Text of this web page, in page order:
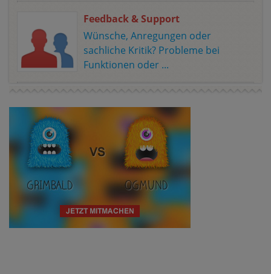
Feedback & Support
Wünsche, Anregungen oder
sachliche Kritik? Probleme bei
Funktionen oder ...